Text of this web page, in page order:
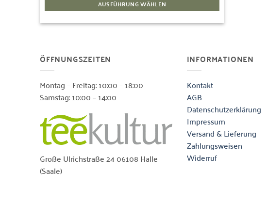
AUSFÜHRUNG WÄHLEN
Produkt
Die
auf
der
Produktseite
werden
ÖFFNUNGSZEITEN
Montag – Freitag: 10:00 – 18:00
Samstag: 10:00 – 14:00
Große Ulrichstraße 24 06108 Halle
(Saale)
INFORMATIONEN
Kontakt
AGB
Datenschutzerklärung
Impressum
Versand & Lieferung
Zahlungsweisen
Widerruf